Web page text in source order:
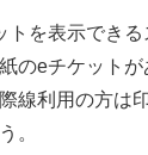
トを表示でき
のeチケット
線利用の方は
。